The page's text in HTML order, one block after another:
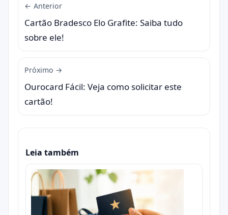
← Anterior
Cartão Bradesco Elo Grafite: Saiba tudo
sobre ele!
Próximo →
Ourocard Fácil: Veja como solicitar este
cartão!
Leia também